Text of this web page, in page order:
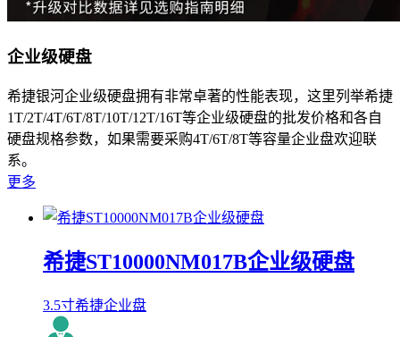
企业级硬盘
希捷银河企业级硬盘拥有非常卓著的性能表现，这里列举希捷
1T/2T/4T/6T/8T/10T/12T/16T等企业级硬盘的批发价格和各自
硬盘规格参数，如果需要采购4T/6T/8T等容量企业盘欢迎联
系。
更多
希捷ST10000NM017B企业级硬盘
3.5寸希捷企业盘